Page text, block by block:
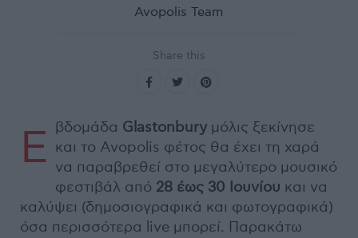
Avopolis Team
Share this
Ε βδομάδα Glastonbury μόλις ξεκίνησε
και το Avopolis φέτος θα έχει τη χαρά
να παραβρεθεί στο μεγαλύτερο μουσικό
φεστιβάλ από 28 έως 30 Ιουνίου και να
καλύψει (δημοσιογραφικά και φωτογραφικά)
όσα περισσότερα live μπορεί. Παρακάτω